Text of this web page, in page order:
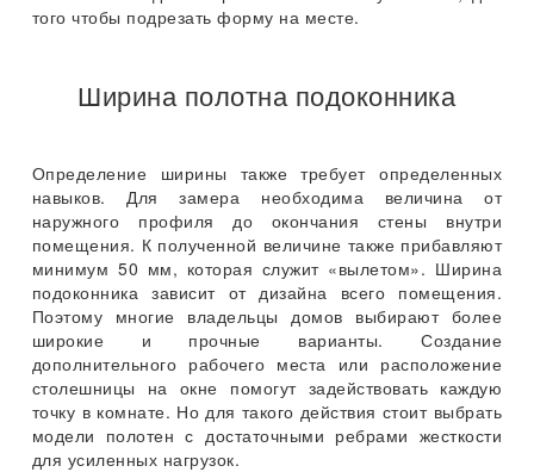
того чтобы подрезать форму на месте.
Ширина полотна подоконника
Определение ширины также требует определенных
навыков. Для замера необходима величина от
наружного профиля до окончания стены внутри
помещения. К полученной величине также прибавляют
минимум 50 мм, которая служит «вылетом». Ширина
подоконника зависит от дизайна всего помещения.
Поэтому многие владельцы домов выбирают более
широкие и прочные варианты. Создание
дополнительного рабочего места или расположение
столешницы на окне помогут задействовать каждую
точку в комнате. Но для такого действия стоит выбрать
модели полотен с достаточными ребрами жесткости
для усиленных нагрузок.